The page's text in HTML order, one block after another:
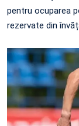
pentru ocuparea
rezervate din